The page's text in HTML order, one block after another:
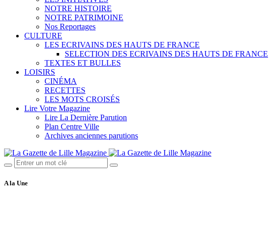
NOTRE HISTOIRE
NOTRE PATRIMOINE
Nos Reportages
CULTURE
LES ECRIVAINS DES HAUTS DE FRANCE
SELECTION DES ECRIVAINS DES HAUTS DE FRANCE
TEXTES ET BULLES
LOISIRS
CINÉMA
RECETTES
LES MOTS CROISÉS
Lire Votre Magazine
Lire La Dernière Parution
Plan Centre Ville
Archives anciennes parutions
A la Une